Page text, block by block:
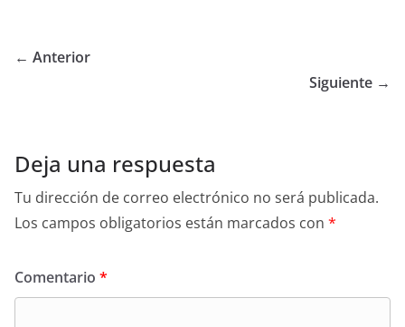
← Anterior
Siguiente →
Deja una respuesta
Tu dirección de correo electrónico no será publicada.
Los campos obligatorios están marcados con *
Comentario *